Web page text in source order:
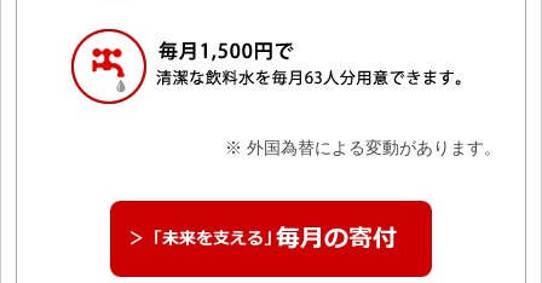
※ 外国為替による変動があります。